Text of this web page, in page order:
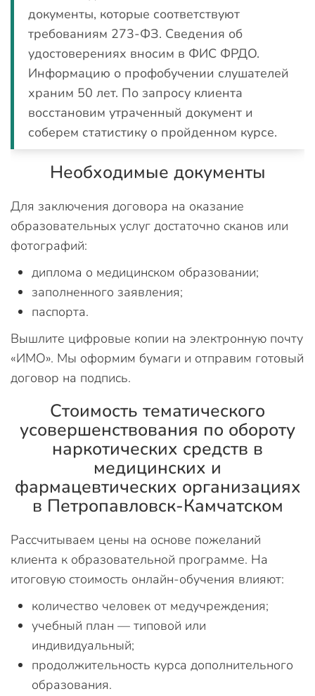
документы, которые соответствуют
требованиям 273-ФЗ. Сведения об
удостоверениях вносим в ФИС ФРДО.
Информацию о профобучении слушателей
храним 50 лет. По запросу клиента
восстановим утраченный документ и
соберем статистику о пройденном курсе.
Необходимые документы
Для заключения договора на оказание
образовательных услуг достаточно сканов или
фотографий:
диплома о медицинском образовании;
заполненного заявления;
паспорта.
Вышлите цифровые копии на электронную почту
«ИМО». Мы оформим бумаги и отправим готовый
договор на подпись.
Стоимость тематического
усовершенствования по обороту
наркотических средств в
медицинских и
фармацевтических организациях
в Петропавловск-Камчатском
Рассчитываем цены на основе пожеланий
клиента к образовательной программе. На
итоговую стоимость онлайн-обучения влияют:
количество человек от медучреждения;
учебный план — типовой или
индивидуальный;
продолжительность курса дополнительного
образования.